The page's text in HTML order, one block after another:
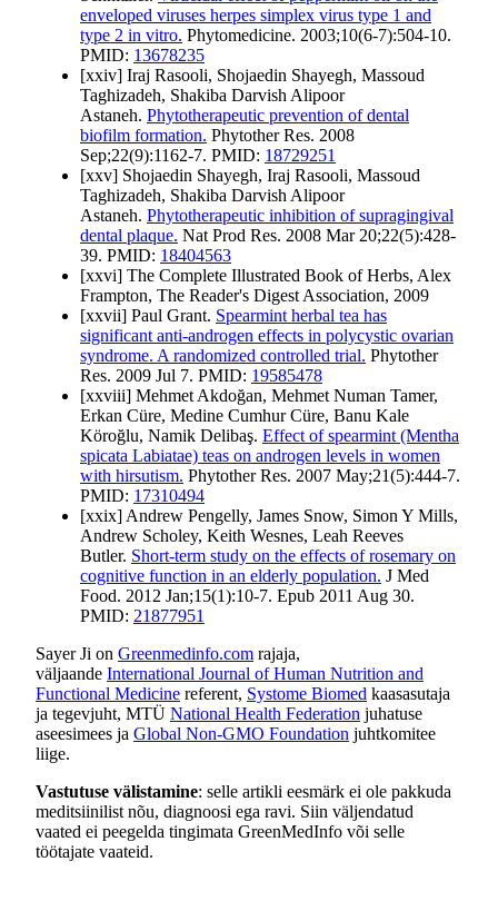
enveloped viruses herpes simplex virus type 1 and
type 2 in vitro. Phytomedicine. 2003;10(6-7):504-10.
PMID: 13678235
[xxiv] Iraj Rasooli, Shojaedin Shayegh, Massoud
Taghizadeh, Shakiba Darvish Alipoor
Astaneh. Phytotherapeutic prevention of dental
biofilm formation. Phytother Res. 2008
Sep;22(9):1162-7. PMID: 18729251
[xxv] Shojaedin Shayegh, Iraj Rasooli, Massoud
Taghizadeh, Shakiba Darvish Alipoor
Astaneh. Phytotherapeutic inhibition of supragingival
dental plaque. Nat Prod Res. 2008 Mar 20;22(5):428-
39. PMID: 18404563
[xxvi] The Complete Illustrated Book of Herbs, Alex
Frampton, The Reader's Digest Association, 2009
[xxvii] Paul Grant. Spearmint herbal tea has
significant anti-androgen effects in polycystic ovarian
syndrome. A randomized controlled trial. Phytother
Res. 2009 Jul 7. PMID: 19585478
[xxviii] Mehmet Akdoğan, Mehmet Numan Tamer,
Erkan Cüre, Medine Cumhur Cüre, Banu Kale
Köroğlu, Namik Delibaş. Effect of spearmint (Mentha
spicata Labiatae) teas on androgen levels in women
with hirsutism. Phytother Res. 2007 May;21(5):444-7.
PMID: 17310494
[xxix] Andrew Pengelly, James Snow, Simon Y Mills,
Andrew Scholey, Keith Wesnes, Leah Reeves
Butler. Short-term study on the effects of rosemary on
cognitive function in an elderly population. J Med
Food. 2012 Jan;15(1):10-7. Epub 2011 Aug 30.
PMID: 21877951
Sayer Ji on Greenmedinfo.com rajaja,
väljaande International Journal of Human Nutrition and
Functional Medicine referent, Systome Biomed kaasasutaja
ja tegevjuht, MTÜ National Health Federation juhatuse
aseesimees ja Global Non-GMO Foundation juhtkomitee
liige.
Vastutuse välistamine: selle artikli eesmärk ei ole pakkuda
meditsiinilist nõu, diagnoosi ega ravi. Siin väljendatud
vaated ei peegelda tingimata GreenMedInfo või selle
töötajate vaateid.